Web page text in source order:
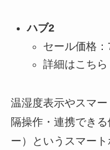
ハブ2
セール価格
詳細はこちら
温湿度表示やスマ
隔操作・連携でき
ー）というスマー